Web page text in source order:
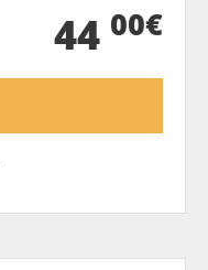
44 00€